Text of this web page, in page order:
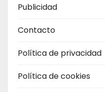
Publicidad
Contacto
Política de privacidad
Política de cookies